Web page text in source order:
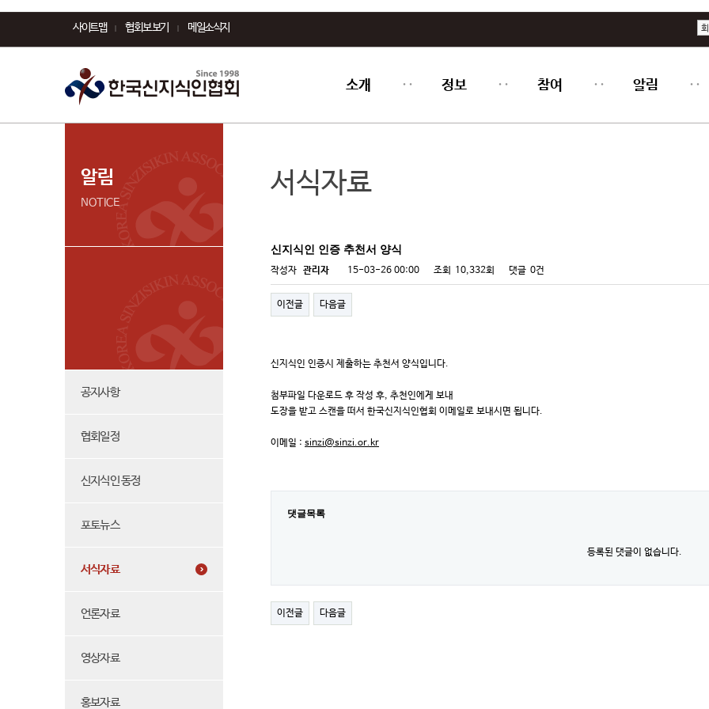
사이트맵 협회보 보기 메일소식지
소개 정보 참여 알림
알림
NOTICE
공지사항
협회일정
신지식인 동정
포토뉴스
서식자료
언론자료
영상자료
홍보자료
서식자료
신지식인 인증 추천서 양식
작성자 관리자 15-03-26 00:00 조회 10,332회 댓글 0건
이전글 다음글
신지식인 인증시 제출하는 추천서 양식입니다.
첨부파일 다운로드 후 작성 후, 추천인에게 보내
도장을 받고 스캔을 떠서 한국신지식인협회 이메일로 보내시면 됩니다.
이메일 : sinzi@sinzi.or.kr
댓글목록
등록된 댓글이 없습니다.
이전글 다음글